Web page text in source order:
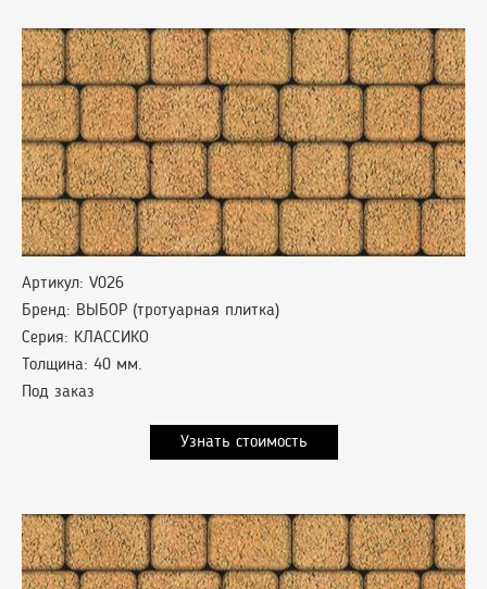
Артикул: V026
Бренд: ВЫБОР (тротуарная плитка)
Серия: КЛАССИКО
Толщина: 40 мм.
Под заказ
Узнать стоимость